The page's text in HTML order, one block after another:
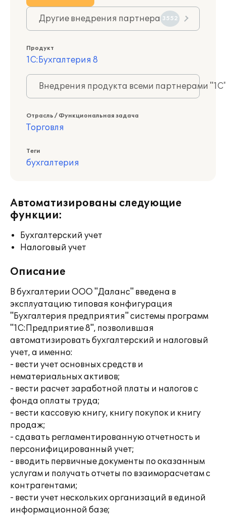
Другие внедрения партнера 3552
Продукт
1С:Бухгалтерия 8
Внедрения продукта всеми партнерами
Отрасль / Функциональная задача
Торговля
Теги
бухгалтерия
Автоматизированы следующие
функции:
Бухгалтерский учет
Налоговый учет
Описание
В бухгалтерии ООО "Даланс" введена в
эксплуатацию типовая конфигурация
"Бухгалтерия предприятия" системы программ
"1С:Предприятие 8", позволившая
автоматизировать бухгалтерский и налоговый
учет, а именно:
- вести учет основных средств и
нематериальных активов;
- вести расчет заработной платы и налогов с
фонда оплаты труда;
- вести кассовую книгу, книгу покупок и книгу
продаж;
- сдавать регламентированную отчетность и
персонифицированный учет;
- вводить первичные документы по оказанным
услугам и получать отчеты по взаиморасчетам с
контрагентами;
- вести учет нескольких организаций в единой
информационной базе;